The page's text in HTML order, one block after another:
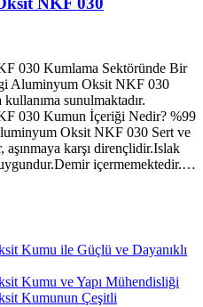
030 Kumlama Sektöründe Bir
Aluminyum Oksit NKF 030
sunulmaktadır.
030 Kumun İçeriği Nedir? %99
Oksit NKF 030 Sert ve
aşınmaya karşı dirençlidir.Islak
içermemektedir.…
Kumu ile Güçlü ve Dayanıklı
Kumu ve Yapı Mühendisliği
Kumunun Çeşitli